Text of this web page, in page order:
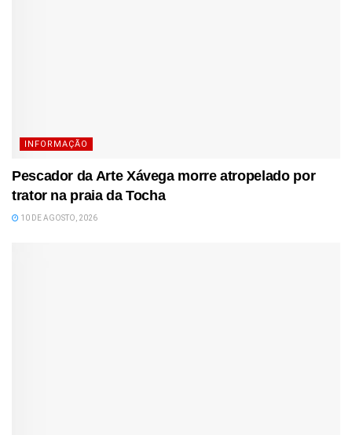
INFORMAÇÃO
Pescador da Arte Xávega morre atropelado por
trator na praia da Tocha
10 DE AGOSTO, 2026